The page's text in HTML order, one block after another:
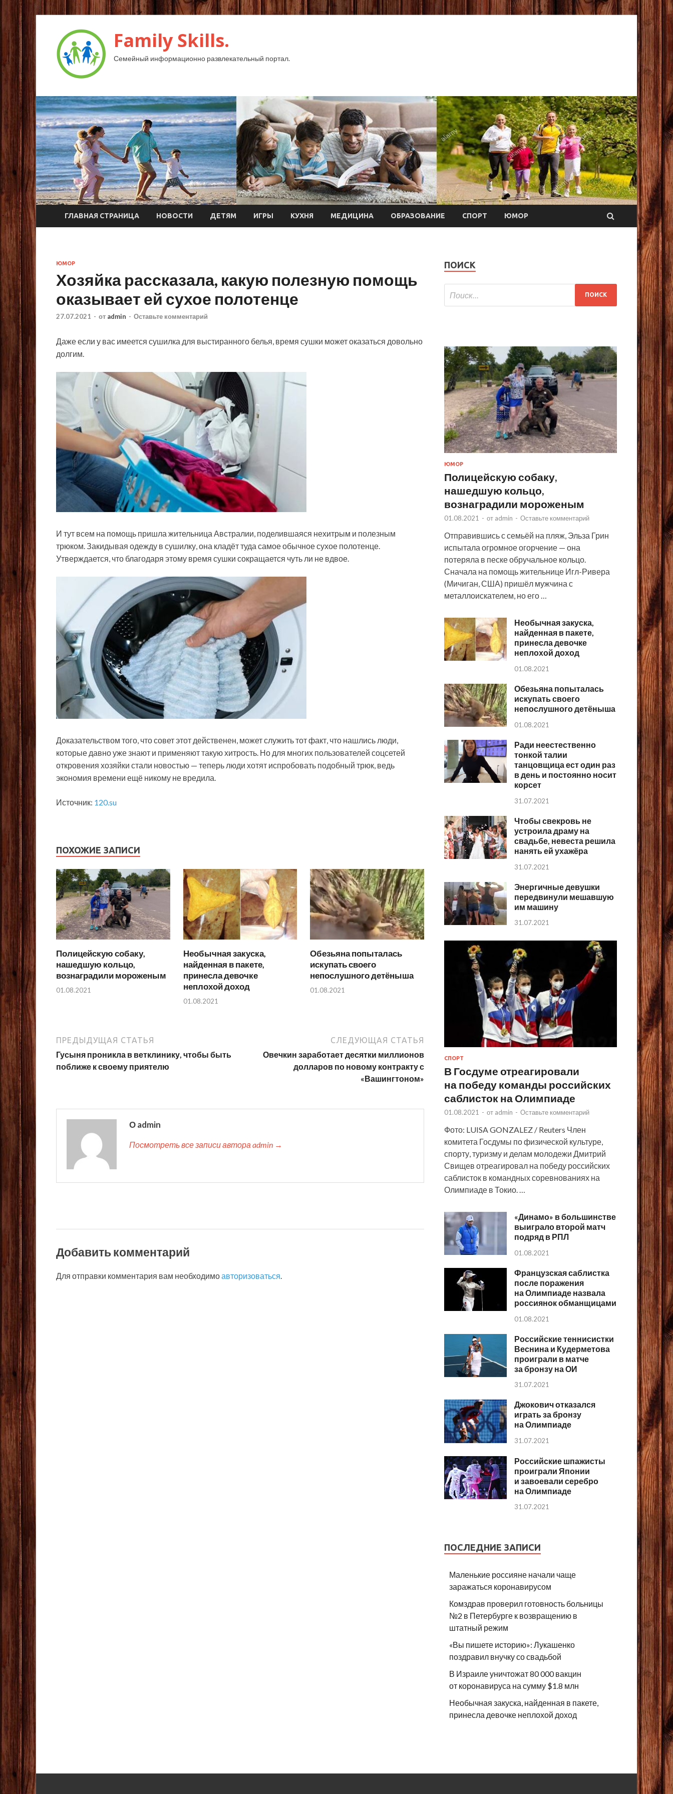
Family Skills.
Семейный информационно развлекательный портал.
ГЛАВНАЯ СТРАНИЦА НОВОСТИ ДЕТЯМ ИГРЫ КУХНЯ МЕДИЦИНА ОБРАЗОВАНИЕ СПОРТ ЮМОР
ЮМОР
Хозяйка рассказала, какую полезную помощь
оказывает ей сухое полотенце
27.07.2021 - от admin - Оставьте комментарий
Даже если у вас имеется сушилка для выстиранного белья, время сушки может оказаться довольно
долгим.
И тут всем на помощь пришла жительница Австралии, поделившаяся нехитрым и полезным
трюком. Закидывая одежду в сушилку, она кладёт туда самое обычное сухое полотенце.
Утверждается, что благодаря этому время сушки сокращается чуть ли не вдвое.
Доказательством того, что совет этот действенен, может служить тот факт, что нашлись люди,
которые давно уже знают и применяют такую хитрость. Но для многих пользователей соцсетей
откровения хозяйки стали новостью — теперь люди хотят испробовать подобный трюк, ведь
экономия времени ещё никому не вредила.
Источник: 120.su
ПОХОЖИЕ ЗАПИСИ
Полицейскую собаку,
нашедшую кольцо,
вознаградили мороженым
01.08.2021
Необычная закуска,
найденная в пакете,
принесла девочке
неплохой доход
01.08.2021
Обезьяна попыталась
искупать своего
непослушного детёныша
01.08.2021
ПРЕДЫДУЩАЯ СТАТЬЯ
Гусыня проникла в ветклинику, чтобы быть
поближе к своему приятелю
СЛЕДУЮЩАЯ СТАТЬЯ
Овечкин заработает десятки миллионов
долларов по новому контракту с
«Вашингтоном»
О admin
Посмотреть все записи автора admin →
Добавить комментарий
Для отправки комментария вам необходимоавторизоваться.
ПОИСК
ЮМОР
Полицейскую собаку,
нашедшую кольцо,
вознаградили мороженым
01.08.2021 - от admin - Оставьте комментарий
Отправившись с семьёй на пляж, Эльза Грин
испытала огромное огорчение — она
потеряла в песке обручальное кольцо.
Сначала на помощь жительнице Игл-Ривера
(Мичиган, США) пришёл мужчина с
металлоискателем, но его …
Необычная закуска,
найденная в пакете,
принесла девочке
неплохой доход
01.08.2021
Обезьяна попыталась
искупать своего
непослушного детёныша
01.08.2021
Ради неестественно
тонкой талии
танцовщица ест один раз
в день и постоянно носит
корсет
31.07.2021
Чтобы свекровь не
устроила драму на
свадьбе, невеста решила
нанять ей ухажёра
31.07.2021
Энергичные девушки
передвинули мешавшую
им машину
31.07.2021
СПОРТ
В Госдуме отреагировали
на победу команды российских
саблисток на Олимпиаде
01.08.2021 - от admin - Оставьте комментарий
Фото: LUISA GONZALEZ / Reuters Член
комитета Госдумы по физической культуре,
спорту, туризму и делам молодежи Дмитрий
Свищев отреагировал на победу российских
саблисток в командных соревнованиях на
Олимпиаде в Токио. …
«Динамо» в большинстве
выиграло второй матч
подряд в РПЛ
01.08.2021
Французская саблистка
после поражения
на Олимпиаде назвала
россиянок обманщицами
01.08.2021
Российские теннисистки
Веснина и Кудерметова
проиграли в матче
за бронзу на ОИ
31.07.2021
Джокович отказался
играть за бронзу
на Олимпиаде
31.07.2021
Российские шпажисты
проиграли Японии
и завоевали серебро
на Олимпиаде
31.07.2021
ПОСЛЕДНИЕ ЗАПИСИ
Маленькие россияне начали чаще
заражаться коронавирусом
Комздрав проверил готовность больницы
№2 в Петербурге к возвращению в
штатный режим
«Вы пишете историю»: Лукашенко
поздравил внучку со свадьбой
В Израиле уничтожат 80 000 вакцин
от коронавируса на сумму $1.8 млн
Необычная закуска, найденная в пакете,
принесла девочке неплохой доход